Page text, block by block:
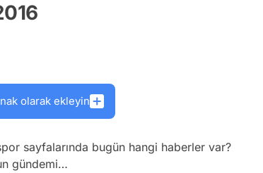
olarak ekleyin
sayfalarında bugün hangi haberler var?
gündemi…